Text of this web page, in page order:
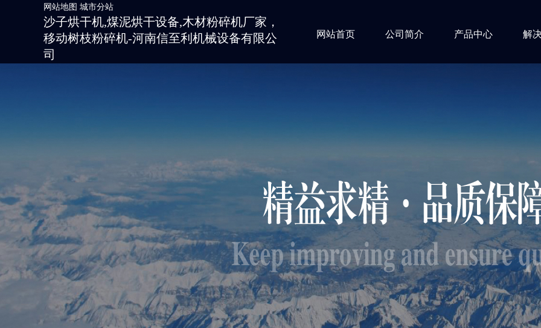
网站地图 城市分站
沙子烘干机,煤泥烘干设备,木材粉碎机厂家，
移动树枝粉碎机-河南信至利机械设备有限公
司
网站首页 公司简介 产品中心 解